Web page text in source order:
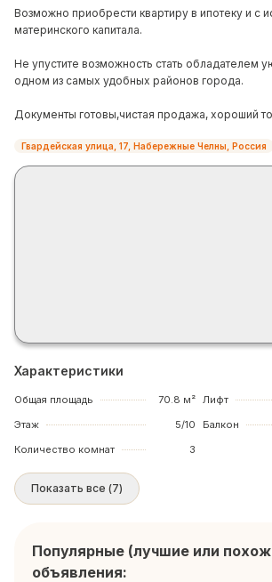
Возможно приобрести квартиру в ипотеку и с
материнского капитала.
Не упустите возможность стать обладателем
одном из самых удобных районов города.
Документы готовы,чистая продажа, хороший
Гвардейская улица, 17, Набережные Челны, Россия
Характеристики
Общая площадь
70.8 м²
Этаж
5/10
Количество комнат
3
Лифт
Балкон
Показать все (7)
Популярные (лучшие или
объявления: